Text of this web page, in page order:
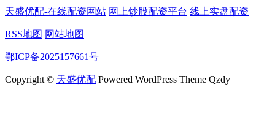
天盛优配-在线配资网站 网上炒股配资平台 线上实盘配资
RSS地图 网站地图
鄂ICP备2025157661号
Copyright © 天盛优配 Powered WordPress Theme Qzdy